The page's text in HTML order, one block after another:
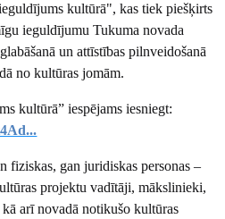
kultūrā", kas tiek piešķirts
ieguldījumu Tukuma novada
un attīstības pilnveidošanā
no kultūras jomām.
kultūrā” iespējams iesniegt:
fiziskas, gan juridiskas personas –
projektu vadītāji, mākslinieki,
arī novadā notikušo kultūras